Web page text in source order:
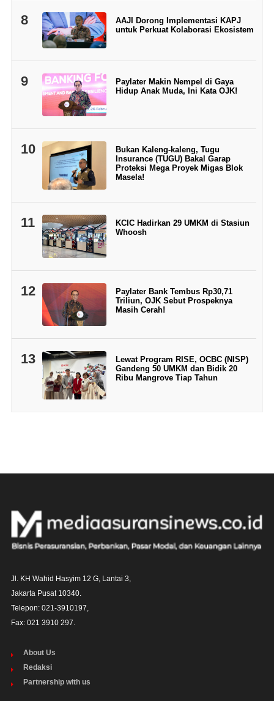
8
AAJI Dorong Implementasi KAPJ
untuk Perkuat Kolaborasi Ekosistem
9
Paylater Makin Nempel di Gaya
Hidup Anak Muda, Ini Kata OJK!
10
Bukan Kaleng-kaleng, Tugu
Insurance (TUGU) Bakal Garap
Proteksi Mega Proyek Migas Blok
Masela!
11
KCIC Hadirkan 29 UMKM di Stasiun
Whoosh
12
Paylater Bank Tembus Rp30,71
Triliun, OJK Sebut Prospeknya
Masih Cerah!
13
Lewat Program RISE, OCBC (NISP)
Gandeng 50 UMKM dan Bidik 20
Ribu Mangrove Tiap Tahun
Jl. KH Wahid Hasyim 12 G, Lantai 3,
Jakarta Pusat 10340.
Telepon: 021-3910197,
Fax: 021 3910 297.
About Us
Redaksi
Partnership with us